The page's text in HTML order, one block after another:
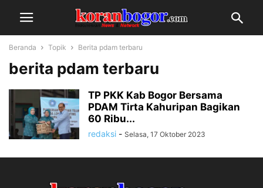
Beranda Topik Berita pdam terbaru
berita pdam terbaru
TP PKK Kab Bogor Bersama
PDAM Tirta Kahuripan Bagikan
60 Ribu...
redaksi - Selasa, 17 Oktober 2023